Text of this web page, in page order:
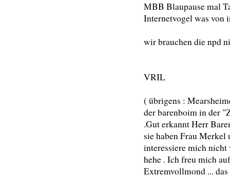
MBB Blaupause mal
Internetvogel was von
wir brauchen die npd
VRIL
( übrigens :
der barenboim in der
.Gut erkannt Herr
sie haben Frau Merkel
interessiere mich
hehe . Ich freu mich
Extremvollmond ...